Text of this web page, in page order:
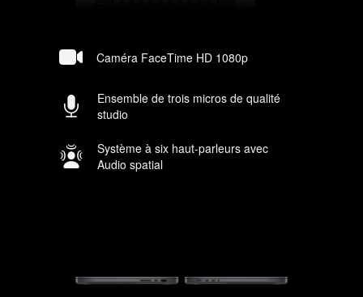
Caméra FaceTime HD 1080p
Ensemble de trois micros de qualité
studio
Système à six haut-parleurs avec
Audio spatial